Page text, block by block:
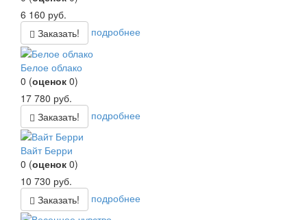
6 160 руб.
Заказать!
подробнее
Белое облако
0 (оценок 0)
17 780 руб.
Заказать!
подробнее
Вайт Берри
0 (оценок 0)
10 730 руб.
Заказать!
подробнее